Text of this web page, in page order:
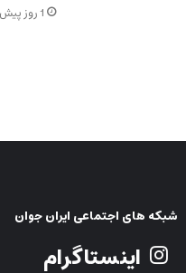
1 روز پیش
شبکه های اجتماعی ایران جوان
اینستاگرام